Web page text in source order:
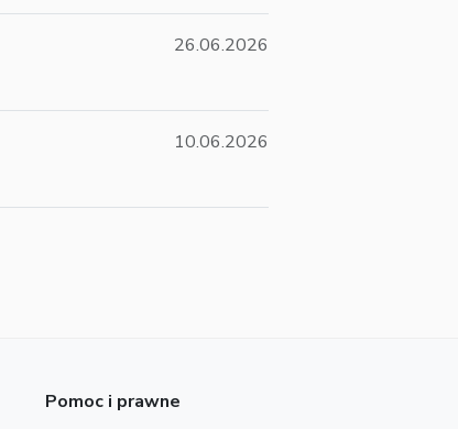
26.06.2026
10.06.2026
Pomoc i prawne